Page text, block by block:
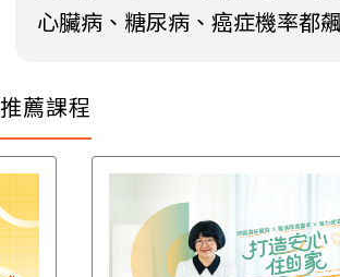
心臟病、糖尿病、癌症機率都
推薦課程